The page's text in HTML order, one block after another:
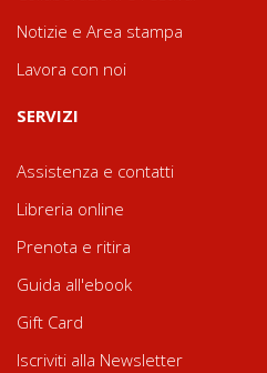
Notizie e Area stampa
Lavora con noi
SERVIZI
Assistenza e contatti
Libreria online
Prenota e ritira
Guida all'ebook
Gift Card
Iscriviti alla Newsletter